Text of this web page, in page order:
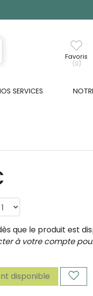
Favoris
(0)
SERVICES
que le produit est
à votre compte
disponible